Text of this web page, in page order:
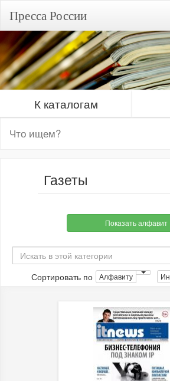
Пресса России
К каталогам
Газеты
Показать алфавит
Сортировать по Алфавиту